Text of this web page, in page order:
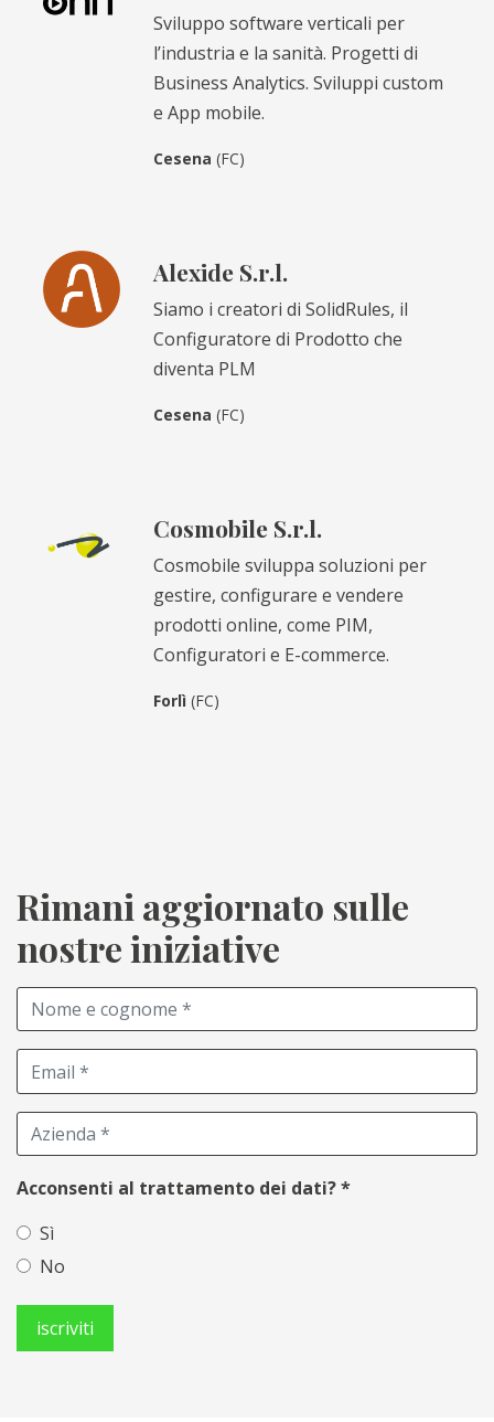
Sviluppo software verticali per
l’industria e la sanità. Progetti di
Business Analytics. Sviluppi custom
e App mobile.
Cesena (FC)
Alexide S.r.l.
Siamo i creatori di SolidRules, il
Configuratore di Prodotto che
diventa PLM
Cesena (FC)
Cosmobile S.r.l.
Cosmobile sviluppa soluzioni per
gestire, configurare e vendere
prodotti online, come PIM,
Configuratori e E-commerce.
Forlì (FC)
Rimani aggiornato sulle
nostre iniziative
Acconsenti al trattamento dei dati?*
Sì
No